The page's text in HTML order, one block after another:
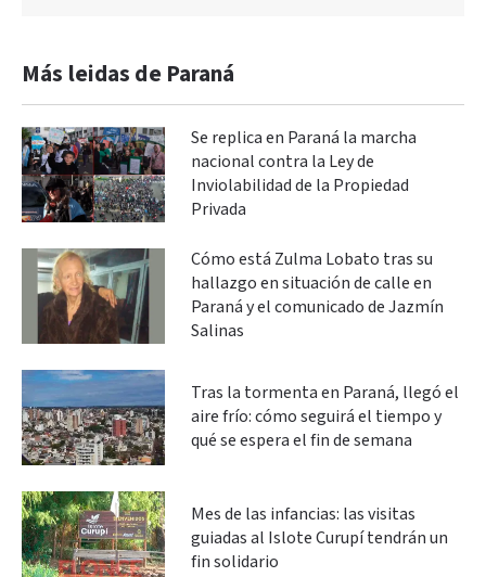
Más leidas de Paraná
Se replica en Paraná la marcha
nacional contra la Ley de
Inviolabilidad de la Propiedad
Privada
Cómo está Zulma Lobato tras su
hallazgo en situación de calle en
Paraná y el comunicado de Jazmín
Salinas
Tras la tormenta en Paraná, llegó el
aire frío: cómo seguirá el tiempo y
qué se espera el fin de semana
Mes de las infancias: las visitas
guiadas al Islote Curupí tendrán un
fin solidario